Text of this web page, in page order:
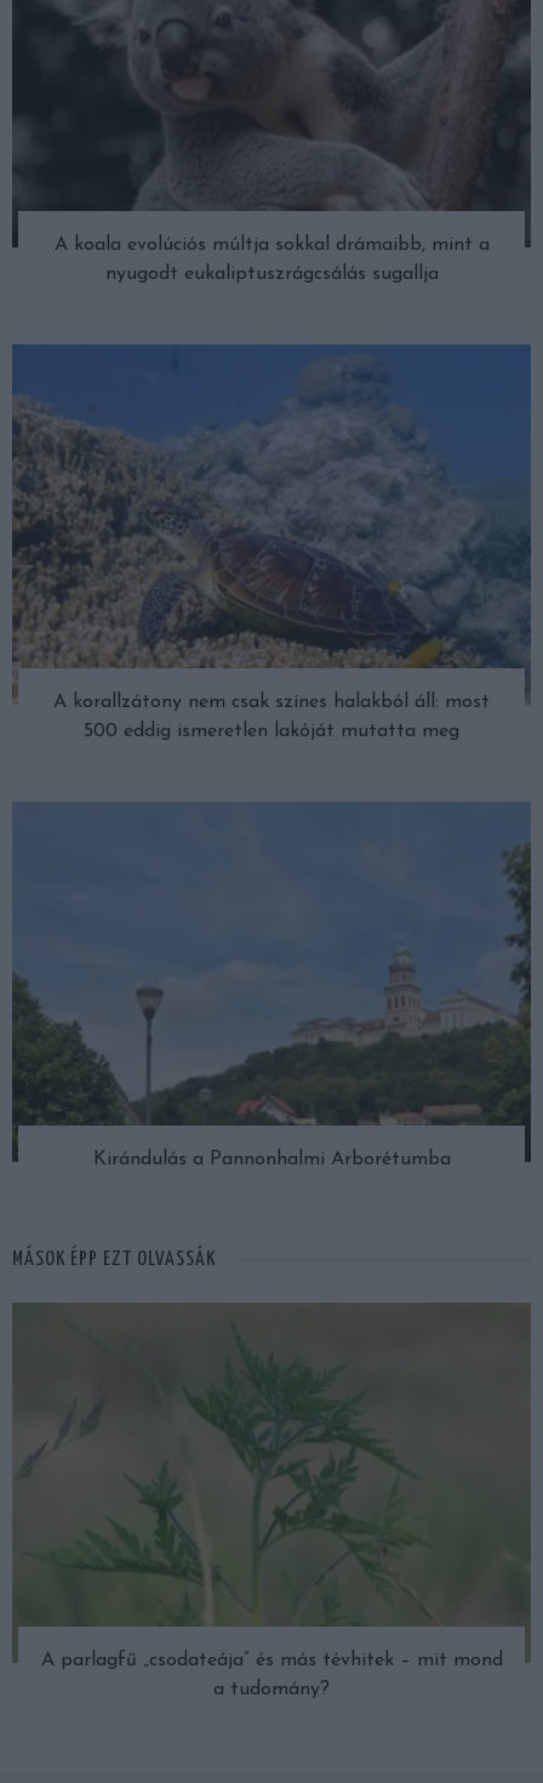
A koala evolúciós múltja sokkal drámaibb, mint a
nyugodt eukaliptuszrágcsálás sugallja
A korallzátony nem csak színes halakból áll: most
500 eddig ismeretlen lakóját mutatta meg
Kirándulás a Pannonhalmi Arborétumba
MÁSOK ÉPP EZT OLVASSÁK
A parlagfű „csodateája” és más tévhitek – mit mond
a tudomány?